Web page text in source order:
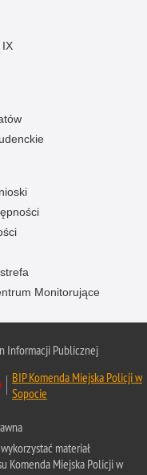
Monitorujące
Informacji Publicznej
BIP Komenda Miejska Policji w
Sopocie
materiał
Komenda Miejska Policji w